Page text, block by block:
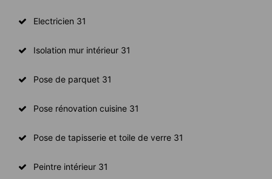
Electricien 31
Isolation mur intérieur 31
Pose de parquet 31
Pose rénovation cuisine 31
Pose de tapisserie et toile de verre 31
Peintre intérieur 31